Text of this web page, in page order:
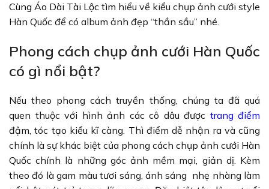
Cùng Áo Dài Tài Lộc tìm hiểu về kiểu chụp ảnh cưới style
Hàn Quốc để có album ảnh đẹp “thần sầu” nhé.
Phong cách chụp ảnh cưới Hàn Quốc
có gì nổi bật?
Nếu theo phong cách truyền thống, chúng ta đã quá
quen thuộc với hình ảnh các cô dâu được trang điểm
đậm, tóc tạo kiểu kĩ càng. Thì điểm dễ nhận ra và cũng
chính là sự khác biệt của phong cách chụp ảnh cưới Hàn
Quốc chính là những góc ảnh mềm mại, giản dị. Kèm
theo đó là gam màu tươi sáng, ánh sáng nhẹ nhàng làm